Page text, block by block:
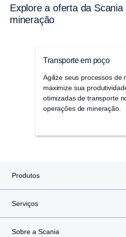
Explore a oferta da Scania para o setor de
mineração
Transporte em poço
Agilize seus processos de
maximize sua
otimizadas de transporte
operações de mineração.
Produtos
Serviços
Sobre a Scania